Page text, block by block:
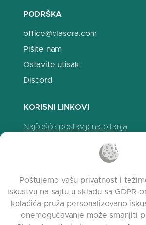
PODRŠKA
office@clasora.com
Pišite nam
Ostavite utisak
Discord
KORISNI LINKOVI
Najčešće postavljena pitanja
Politika upotrebe kolačića
Napomene o izdanju
Poštujemo vašu privatnost i
iskustvu na sajtu u skladu sa GDPR-
kolačića pruža personalizovano
onemogućavanje može smanjiti